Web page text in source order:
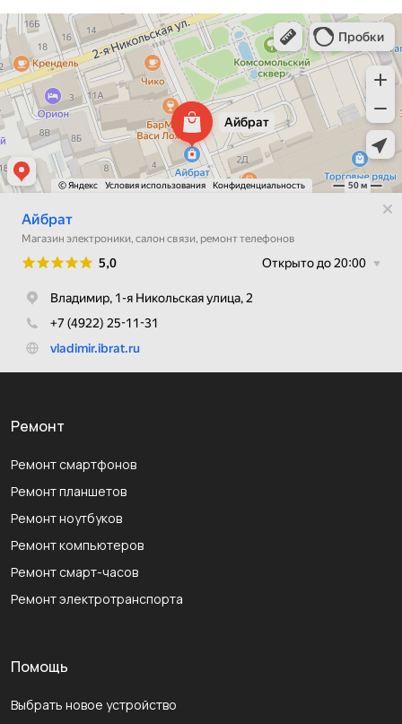
Ремонт
Ремонт смартфонов
Ремонт планшетов
Ремонт ноутбуков
Ремонт компьютеров
Ремонт смарт-часов
Ремонт электротранспорта
Помощь
Выбрать новое устройство